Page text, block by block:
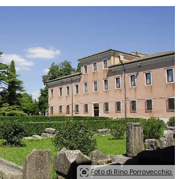
Foto di Rino Porrovecchio.